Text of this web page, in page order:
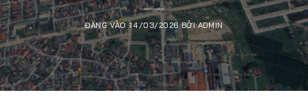
ĐĂNG VÀO14/03/2026 BỞIADMIN